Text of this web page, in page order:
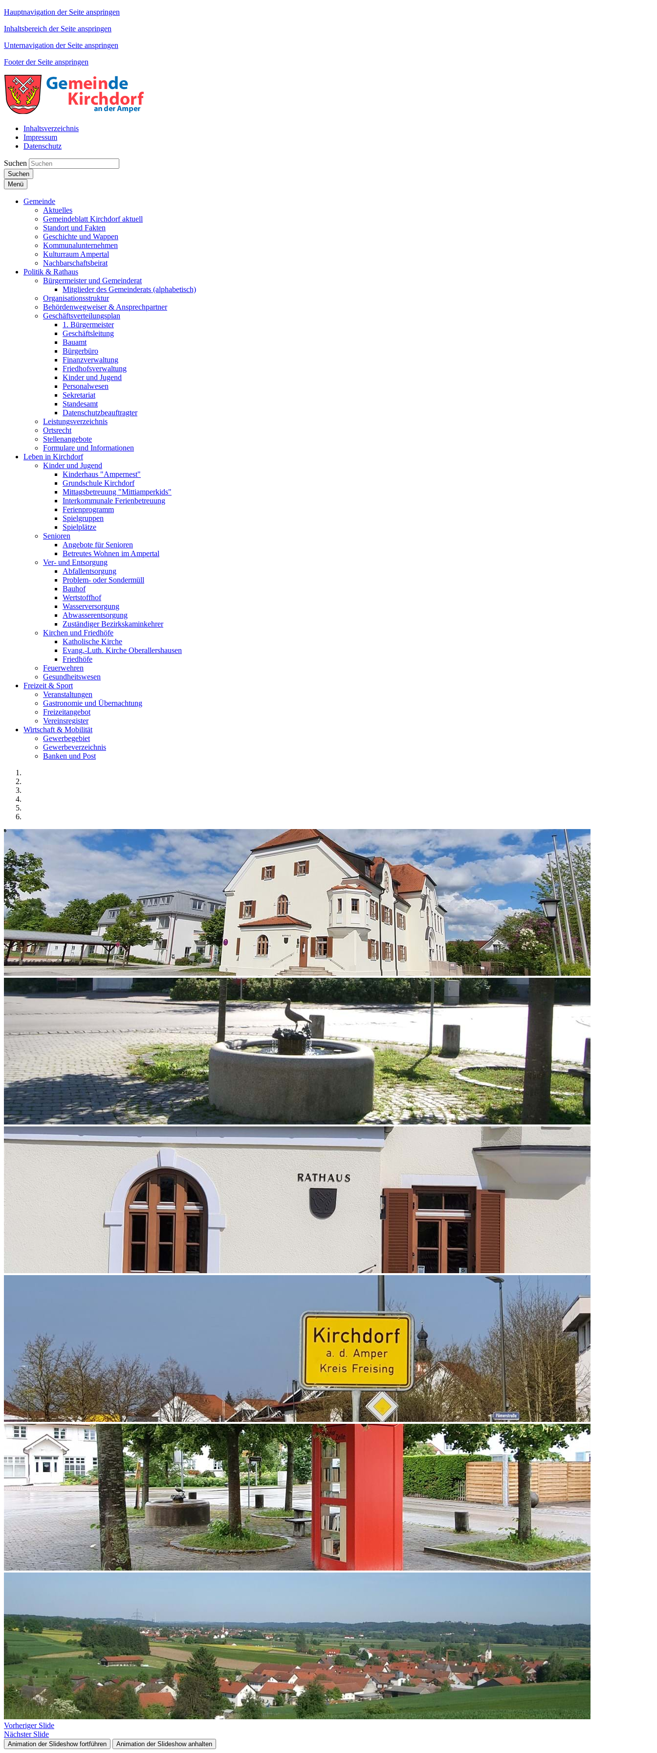
Hauptnavigation der Seite anspringen
Inhaltsbereich der Seite anspringen
Unternavigation der Seite anspringen
Footer der Seite anspringen
Inhaltsverzeichnis
Impressum
Datenschutz
Suchen
Suchen
Menü
Gemeinde
Aktuelles
Gemeindeblatt Kirchdorf aktuell
Standort und Fakten
Geschichte und Wappen
Kommunalunternehmen
Kulturraum Ampertal
Nachbarschaftsbeirat
Politik & Rathaus
Bürgermeister und Gemeinderat
Mitglieder des Gemeinderats (alphabetisch)
Organisationsstruktur
Behördenwegweiser & Ansprechpartner
Geschäftsverteilungsplan
1. Bürgermeister
Geschäftsleitung
Bauamt
Bürgerbüro
Finanzverwaltung
Friedhofsverwaltung
Kinder und Jugend
Personalwesen
Sekretariat
Standesamt
Datenschutzbeauftragter
Leistungsverzeichnis
Ortsrecht
Stellenangebote
Formulare und Informationen
Leben in Kirchdorf
Kinder und Jugend
Kinderhaus "Ampernest"
Grundschule Kirchdorf
Mittagsbetreuung "Mittiamperkids"
Interkommunale Ferienbetreuung
Ferienprogramm
Spielgruppen
Spielplätze
Senioren
Angebote für Senioren
Betreutes Wohnen im Ampertal
Ver- und Entsorgung
Abfallentsorgung
Problem- oder Sondermüll
Bauhof
Wertstoffhof
Wasserversorgung
Abwasserentsorgung
Zuständiger Bezirkskaminkehrer
Kirchen und Friedhöfe
Katholische Kirche
Evang.-Luth. Kirche Oberallershausen
Friedhöfe
Feuerwehren
Gesundheitswesen
Freizeit & Sport
Veranstaltungen
Gastronomie und Übernachtung
Freizeitangebot
Vereinsregister
Wirtschaft & Mobilität
Gewerbegebiet
Gewerbeverzeichnis
Banken und Post
Vorheriger Slide
Nächster Slide
Animation der Slideshow fortführen Animation der Slideshow anhalten